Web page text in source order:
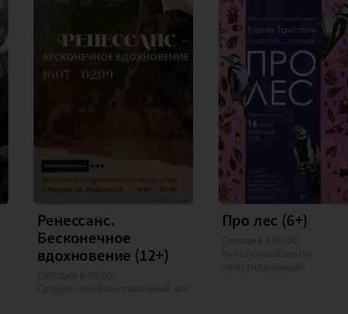
Ренессанс.
Бесконечное
вдохновение (12+)
Про лес (6+)